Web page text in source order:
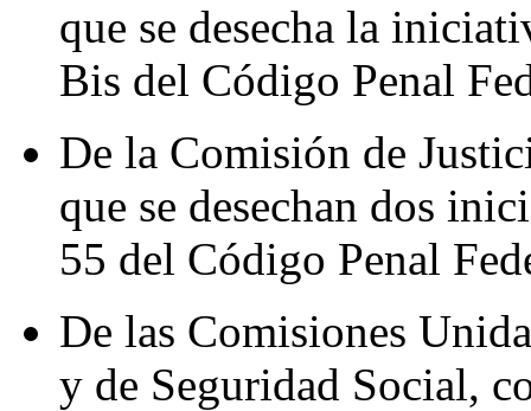
que se desecha la
Bis del Código Penal
De la Comisión de
que se desechan dos
55 del Código Penal
De las Comisiones
y de Seguridad Social,